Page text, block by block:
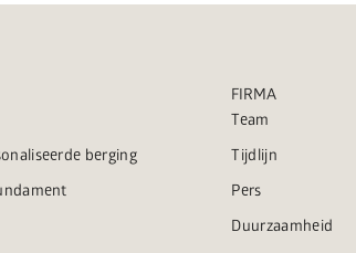
berging
FIRMA
Team
Tijdlijn
Pers
Duurzaamheid